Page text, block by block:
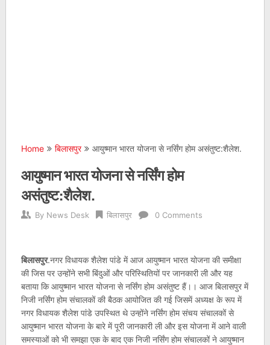
Home बिलासपुर आयुष्मान भारत योजना से नर्सिंग होम असंतुष्ट:शैलेश.
आयुष्मान भारत योजना से नर्सिंग होम
असंतुष्ट:शैलेश.
By News Desk बिलासपुर 0 Comments
बिलासपुर.नगर विधायक शैलेश पांडे में आज आयुष्मान भारत योजना की समीक्षा
की जिस पर उन्होंने सभी बिंदुओं और परिस्थितियों पर जानकारी ली और यह
बताया कि आयुष्मान भारत योजना से नर्सिंग होम असंतुष्ट हैं।। आज बिलासपुर में
निजी नर्सिंग होम संचालकों की बैठक आयोजित की गई जिसमें अध्यक्ष के रूप में
नगर विधायक शैलेश पांडे उपस्थित थे उन्होंने नर्सिंग होम संचय संचालकों से
आयुष्मान भारत योजना के बारे में पूरी जानकारी ली और इस योजना में आने वाली
समस्याओं को भी समझा एक के बाद एक निजी नर्सिंग होम संचालकों ने आयुष्मान